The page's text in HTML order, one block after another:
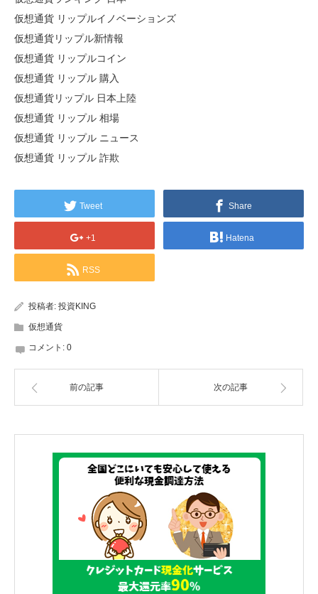
仮想通貨 リップルイノベーションズ
仮想通貨リップル新情報
仮想通貨 リップルコイン
仮想通貨 リップル 購入
仮想通貨リップル 日本上陸
仮想通貨 リップル 相場
仮想通貨 リップル ニュース
仮想通貨 リップル 詐欺
Tweet Share
+1 Hatena
RSS
投稿者: 投資KING
仮想通貨
コメント: 0
前の記事 次の記事